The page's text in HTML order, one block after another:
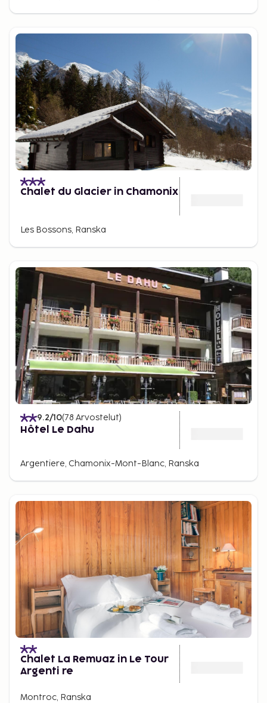
Chalet du Glacier in Chamonix
Les Bossons, Ranska
9.2/10(78 Arvostelut)
Hôtel Le Dahu
Argentiere, Chamonix-Mont-Blanc, Ranska
Chalet La Remuaz in Le Tour
Argenti re
Montroc, Ranska